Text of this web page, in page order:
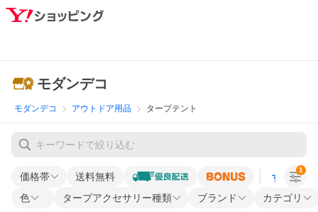
モダンデコ
モダンデコ アウトドア用品 タープテント
価格帯 送料無料 すべての条
色 タープアクセサリー種類 ブランド カテゴリ
1